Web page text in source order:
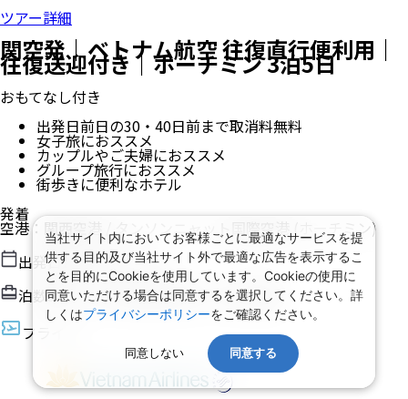
ツアー詳細
関空発｜ベトナム航空 往復直行便利用｜
往復送迎付き｜ホーチミン 3泊5日
おもてなし付き
出発日前日の30・40日前まで取消料無料
女子旅におススメ
カップルやご夫婦におススメ
グループ旅行におススメ
街歩きに便利なホテル
発着
空港： 関西空港 /タンソンニャット国際空港 (ホーチミン)
出発日2026/9/19（土）
泊数3泊5日（現地滞在時間：3日10時間）
フライト
当社サイト内においてお客様ごとに最適なサービスを提
供する目的及び当社サイト外で最適な広告を表示するこ
とを目的にCookieを使用しています。Cookieの使用に
同意いただける場合は同意するを選択してください。詳
しくはプライバシーポリシーをご確認ください。
同意しない 同意する